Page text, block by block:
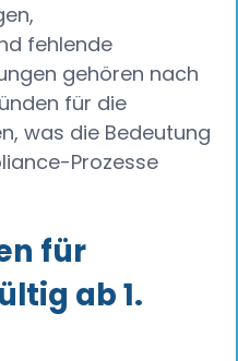
fehlende
gehören nach
für die
was die Bedeutung
Prozesse
für
ab 1.